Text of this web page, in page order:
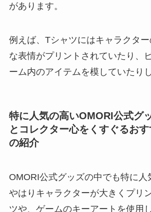
があります。
例えば、Tシャツにはキャラクタ
な表情がプリントされていたり、
ーム内のアイテムを模していたりし
特に人気の高いOMORI公式グ
とコレクター心をくすぐるお
の紹介
OMORI公式グッズの中でも特に人
やはりキャラクターが大きくプリ
ツや、ゲームのキーアートを使用